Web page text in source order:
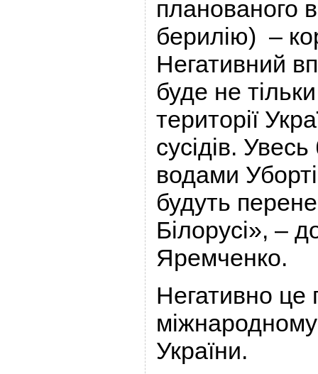
планованого
берилію) –
Негативний
буде не
території
сусідів.
водами
будуть
Білорусі», –
Яремченко.
Негативно це
міжнародному
України.